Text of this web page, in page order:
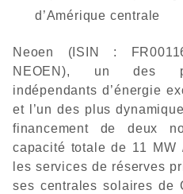
d’Amérique centrale
Neoen (ISIN :
NEOEN), un des
indépendants d’énergie
et l’un des plus
financement de deux
capacité totale de 11
les services de réserves
ses centrales solaires de